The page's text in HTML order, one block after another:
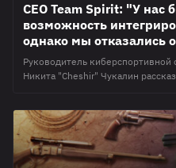
CEO Team Spirit: "У нас
возможность
однако мы отказались
Руководитель киберспортивной
Никита "Cheshir" Чукалин
ответ". Ранее глава Spirit
отметил, что организация ждет
допустил появление ростера в
подробностями можно по